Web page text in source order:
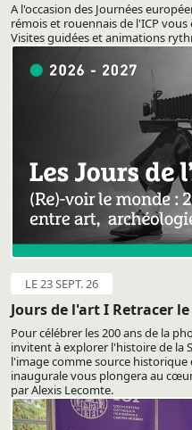
A l'occasion des Journées
rémois et rouennais de l'ICP
Visites guidées et animations
LE 23 SEPT. 26
Jours de l'art I Retracer
Pour célébrer les 200 ans de la
invitent à explorer l'histoire de la
l'image comme source historique
inaugurale vous plongera au
par Alexis Lecomte.